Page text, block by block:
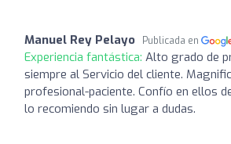
Manuel Rey Pelayo Publicada en
Experiencia fantástica: Alto grado de
siempre al Servicio del cliente.
profesional-paciente. Confío en ellos
lo recomiendo sin lugar a dudas.